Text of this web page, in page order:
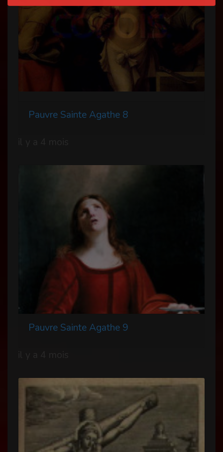
Pauvre Sainte Agathe 8
Pauvre Sainte Agathe 9